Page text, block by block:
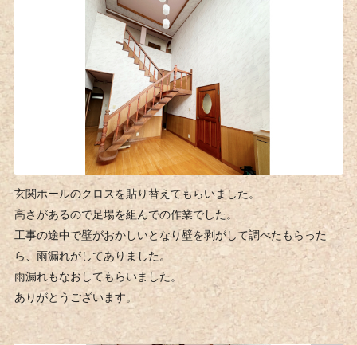
玄関ホールのクロスを貼り替えてもらいました。
高さがあるので足場を組んでの作業でした。
工事の途中で壁がおかしいとなり壁を剥がして調べたもらった
ら、雨漏れがしてありました。
雨漏れもなおしてもらいました。
ありがとうございます。